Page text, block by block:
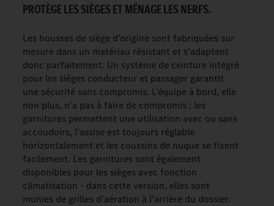
PROTÈGE LES SIÈGES ET MÉNAGE LES NERFS.
Les housses de siège d’origine sont fabriquées sur
mesure dans un matériau résistant et s’adaptent
donc parfaitement. Un système de ceinture intégré
pour les sièges conducteur et passager garantit
une sécurité sans compromis. L’équipe à bord, elle
non plus, n’a pas à faire de compromis : les
garnitures permettent une utilisation avec ou sans
accoudoirs, l’assise est toujours réglable
horizontalement et les coussins de nuque se fixent
facilement. Les garnitures sont également
disponibles pour les sièges avec fonction
climatisation - dans cette version, elles sont
munies de grilles d’aération à l’arrière du dossier.